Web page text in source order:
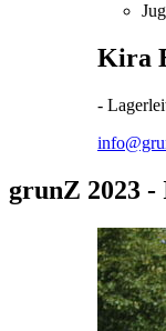
Kira
-
grunZ 2023 -